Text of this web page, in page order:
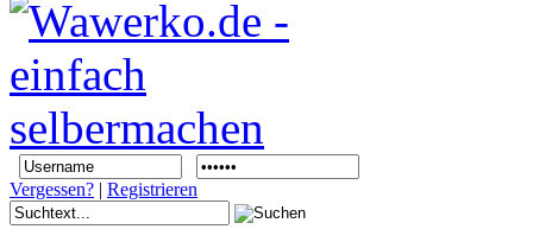
Vergessen? | Registrieren